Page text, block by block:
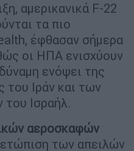
αμερικανικά F-22
τα πιο
έφθασαν σήμερα
οι ΗΠΑ ενισχύουν
ενόψει της
του Ιράν και των
του Ισραήλ.
αεροσκαφών
των απειλών